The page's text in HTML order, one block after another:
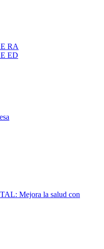
RA
ED
Mejora la salud con